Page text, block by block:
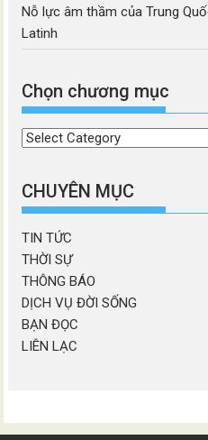
Nỗ lực âm thầm của Trung
Latinh
Chọn chương mục
Chọn
mục
CHUYÊN MỤC
TIN TỨC
THỜI SỰ
THÔNG BÁO
DỊCH VỤ ĐỜI SỐNG
BẠN ĐỌC
LIÊN LẠC